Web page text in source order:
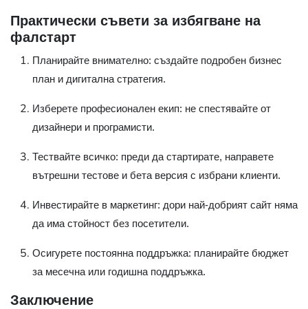
Практически съвети за избягване на
фалстарт
Планирайте внимателно: създайте подробен бизнес
план и дигитална стратегия.
Изберете професионален екип: не спестявайте от
дизайнери и програмисти.
Тествайте всичко: преди да стартирате, направете
вътрешни тестове и бета версия с избрани клиенти.
Инвестирайте в маркетинг: дори най-добрият сайт няма
да има стойност без посетители.
Осигурете постоянна поддръжка: планирайте бюджет
за месечна или годишна поддръжка.
Заключение